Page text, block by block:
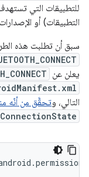
التطبيقات) أو
سبق أن تطلبت هذه
يعلن عن
التالي، وتحقَّق من أنّه